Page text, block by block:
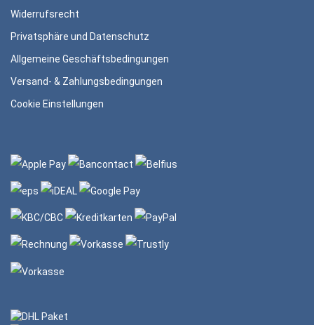
Widerrufsrecht
Privatsphäre und Datenschutz
Allgemeine Geschäftsbedingungen
Versand- & Zahlungsbedingungen
Cookie Einstellungen